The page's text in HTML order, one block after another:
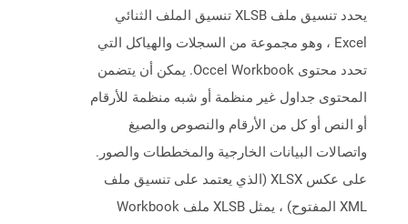
يحدد تنسيق ملف XLSB تنسيق الملف الثنائي
Excel ، وهو مجموعة من السجلات والهياكل التي
تحدد محتوى Occel Workbook. يمكن أن يتضمن
المحتوى جداول غير منظمة أو شبه منظمة للأرقام
أو النص أو كل من الأرقام والنصوص والصيغ
واتصالات البيانات الخارجية والمخططات والصور.
على عكس XLSX (الذي يعتمد على تنسيق ملف
XML المفتوح) ، يمثل XLSB ملف Workbook